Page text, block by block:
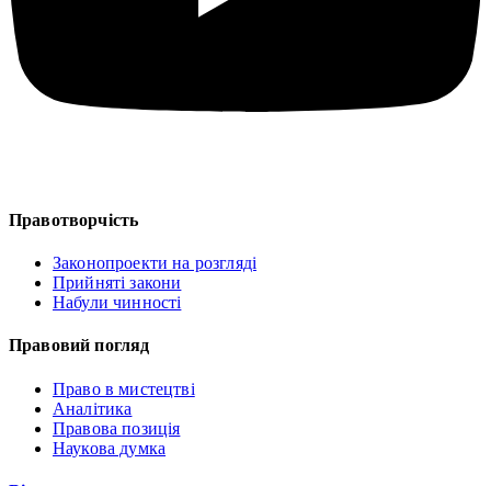
Правотворчість
Законопроекти на розгляді
Прийняті закони
Набули чинності
Правовий погляд
Право в мистецтві
Аналітика
Правова позиція
Наукова думка